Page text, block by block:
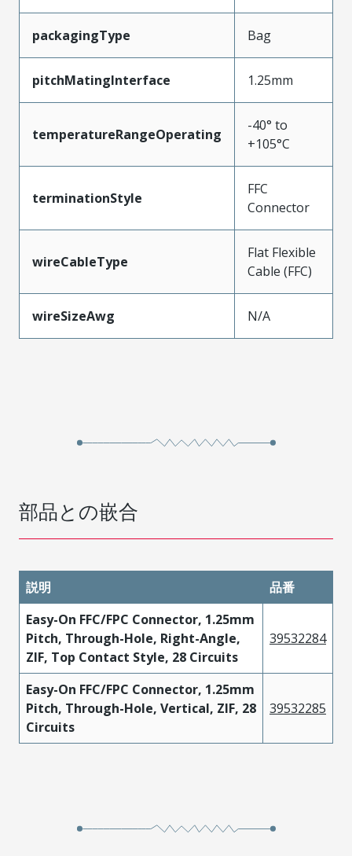
packagingType Bag
pitchMatingInterface 1.25mm
temperatureRangeOperating
-40° to
+105°C
terminationStyle
FFC
Connector
wireCableType
Flat Flexible
Cable (FFC)
wireSizeAwg N/A
部品との嵌合
説明
品番
Easy-On FFC/FPC Connector, 1.25mm
Pitch, Through-Hole, Right-Angle,
ZIF, Top Contact Style, 28 Circuits
39532284
Easy-On FFC/FPC Connector, 1.25mm
Pitch, Through-Hole, Vertical, ZIF, 28
Circuits
39532285